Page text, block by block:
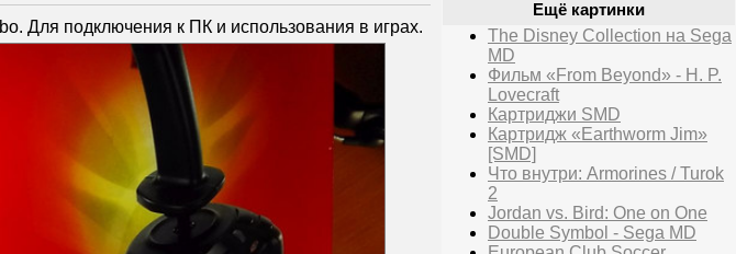
Для подключения к ПК и использования в играх.
Ещё картинки
The Disney Collection на Sega
MD
Фильм «From Beyond» - H. P.
Lovecraft
Картриджи SMD
Картридж «Earthworm Jim»
[SMD]
Что внутри: Armorines / Turok
2
Jordan vs. Bird: One on One
Double Symbol - Sega MD